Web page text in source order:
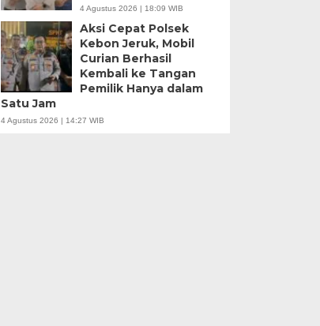
4 Agustus 2026 | 18:09 WIB
Aksi Cepat Polsek
Kebon Jeruk, Mobil
Curian Berhasil
Kembali ke Tangan
Pemilik Hanya dalam
Satu Jam
4 Agustus 2026 | 14:27 WIB